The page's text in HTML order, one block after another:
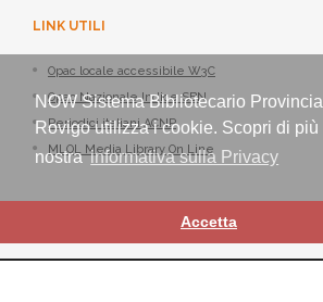
NOW Sistema Bibliotecario
Rovigo utilizza i cookie. Scopri di più
nostrainformativa sulla Privacy
Accetta
LINK UTILI
Opac locale accessibile W3C
Opac Nazionale Indice SBN
Periodici italiani ACNP
MLOL Media Library On Line